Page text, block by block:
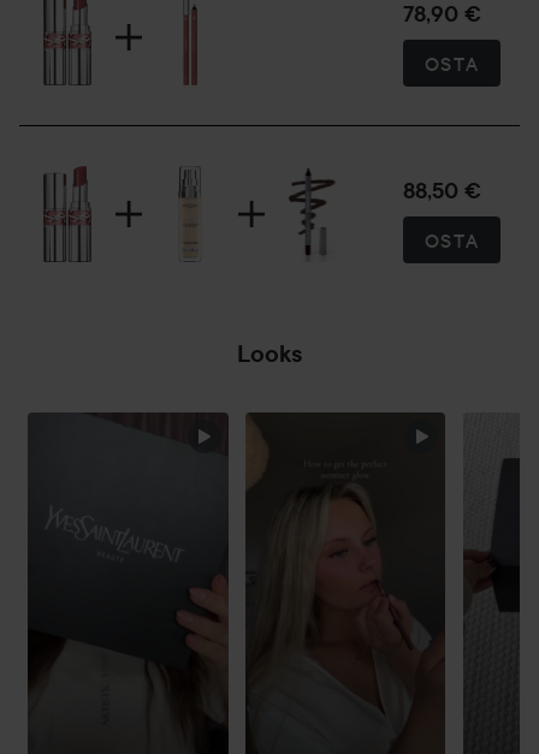
44 Nude Lavalière (edellinen Rougé Volupte Shine -
suosikki)
150 Nude Lingerie (edellinen Rougé Volupte Shine -
201 Rosewood Blush
Valitse oma sävysi ja tuo esiin särmikkyytesi YSL:n avulla!
LOPPUTULOS
• Huulet näyttävät näkyvästi pehmeämmiltä ja
TULOKSET
Valoa heijastava läpikuultava kostea kiilto sekä
kerrostettava värin peittävyys. Huulet näyttävät
herkullisilta ja kasteenraikkailta. Lisää kiiltoa ja väriä
kerrostamalla.
Tuote sisältää vastuullisesti hankittua viikunaa YSL Beauty
Ourika Community Gardensista Marokosta.
78,90 €
OSTA
88,50 €
OSTA
Looks